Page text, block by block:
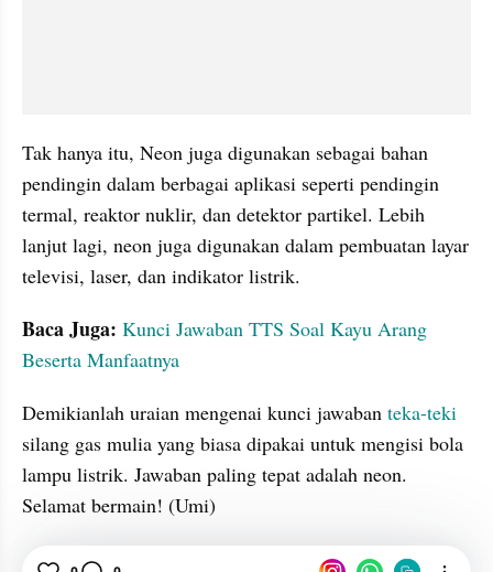
Tak hanya itu, Neon juga digunakan sebagai bahan
pendingin dalam berbagai aplikasi seperti pendingin
termal, reaktor nuklir, dan detektor partikel. Lebih
lanjut lagi, neon juga digunakan dalam pembuatan layar
televisi, laser, dan indikator listrik.
Baca Juga: Kunci Jawaban TTS Soal Kayu Arang
Beserta Manfaatnya
Demikianlah uraian mengenai kunci jawaban teka-teki
silang gas mulia yang biasa dipakai untuk mengisi bola
lampu listrik. Jawaban paling tepat adalah neon.
Selamat bermain! (Umi)